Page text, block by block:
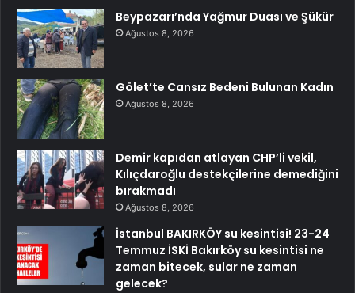
Beypazarı’nda Yağmur Duası ve Şükür
Ağustos 8, 2026
Gölet’te Cansız Bedeni Bulunan Kadın
Ağustos 8, 2026
Demir kapıdan atlayan CHP’li vekil,
Kılıçdaroğlu destekçilerine demediğini
bırakmadı
Ağustos 8, 2026
İstanbul BAKIRKÖY su kesintisi! 23-24
Temmuz İSKİ Bakırköy su kesintisi ne
zaman bitecek, sular ne zaman
gelecek?